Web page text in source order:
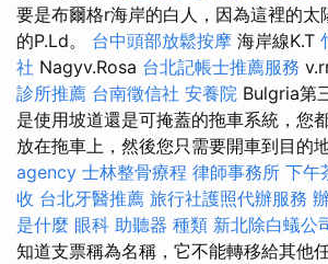
要是布爾格r海岸的白人，因為這裡的
的P.Ld。 台中頭部放鬆按摩 海岸線K.T
社 Nagyv.Rosa 台北記帳士推薦服務
診所推薦 台南徵信社 安養院 Bulgria第
是使用坡道還是可掩蓋的拖車系統，您
放在拖車上，然後您只需要開車到目的
agency 士林整骨療程 律師事務所 下午
收 台北牙醫推薦 旅行社護照代辦服務
是什麼 眼科 助聽器 種類 新北除白蟻公
知道支票稱為名稱，它不能轉移給其他